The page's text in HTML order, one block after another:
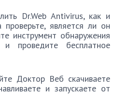
Dr.Web Antivirus, как и
проверьте, является ли он
инструмент обнаружения
и проведите бесплатное
Доктор Веб скачиваете
и запускаете от